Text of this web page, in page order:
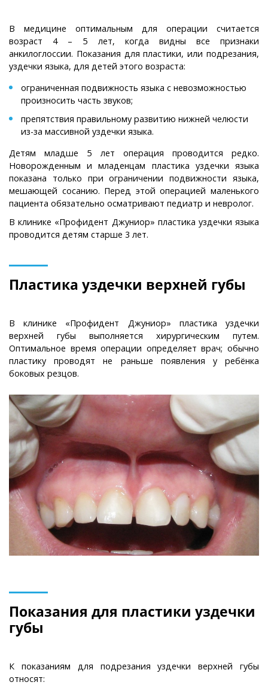
В медицине оптимальным для операции считается
возраст 4 – 5 лет, когда видны все признаки
анкилоглоссии. Показания для пластики, или подрезания,
уздечки языка, для детей этого возраста:
ограниченная подвижность языка с невозможностью
произносить часть звуков;
препятствия правильному развитию нижней челюсти
из-за массивной уздечки языка.
Детям младше 5 лет операция проводится редко.
Новорожденным и младенцам пластика уздечки языка
показана только при ограничении подвижности языка,
мешающей сосанию. Перед этой операцией маленького
пациента обязательно осматривают педиатр и невролог.
В клинике «Профидент Джуниор» пластика уздечки языка
проводится детям старше 3 лет.
Пластика уздечки верхней губы
В клинике «Профидент Джуниор» пластика уздечки
верхней губы выполняется хирургическим путем.
Оптимальное время операции определяет врач; обычно
пластику проводят не раньше появления у ребёнка
боковых резцов.
Показания для пластики уздечки
губы
К показаниям для подрезания уздечки верхней губы
относят: